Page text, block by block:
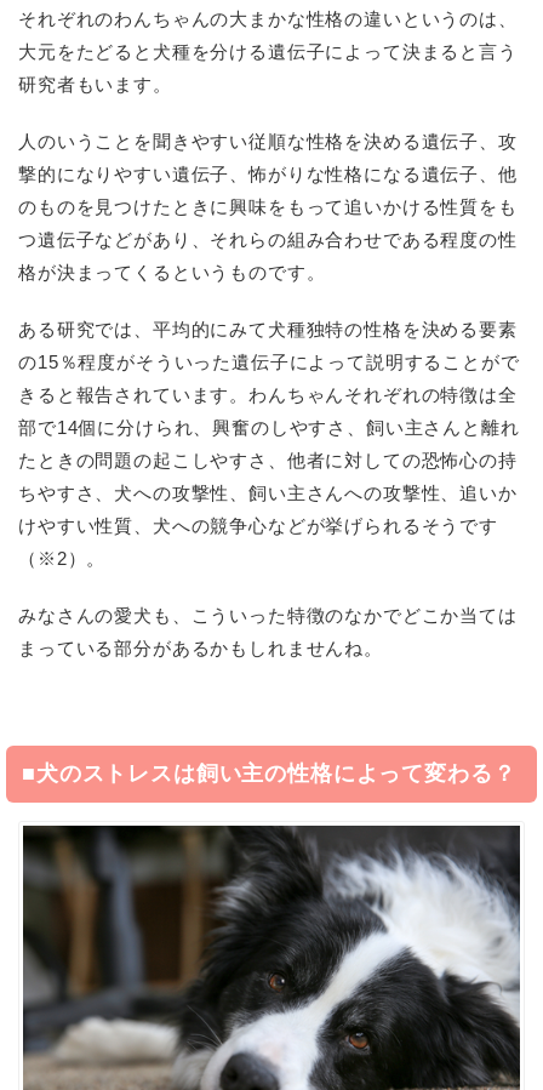
それぞれのわんちゃんの大まかな性格の違いというのは、
大元をたどると犬種を分ける遺伝子によって決まると言う
研究者もいます。
人のいうことを聞きやすい従順な性格を決める遺伝子、攻
撃的になりやすい遺伝子、怖がりな性格になる遺伝子、他
のものを見つけたときに興味をもって追いかける性質をも
つ遺伝子などがあり、それらの組み合わせである程度の性
格が決まってくるというものです。
ある研究では、平均的にみて犬種独特の性格を決める要素
の15％程度がそういった遺伝子によって説明することがで
きると報告されています。わんちゃんそれぞれの特徴は全
部で14個に分けられ、興奮のしやすさ、飼い主さんと離れ
たときの問題の起こしやすさ、他者に対しての恐怖心の持
ちやすさ、犬への攻撃性、飼い主さんへの攻撃性、追いか
けやすい性質、犬への競争心などが挙げられるそうです
（※2）。
みなさんの愛犬も、こういった特徴のなかでどこか当ては
まっている部分があるかもしれませんね。
■犬のストレスは飼い主の性格によって変わる？